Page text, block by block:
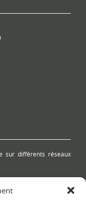
sur différents réseaux